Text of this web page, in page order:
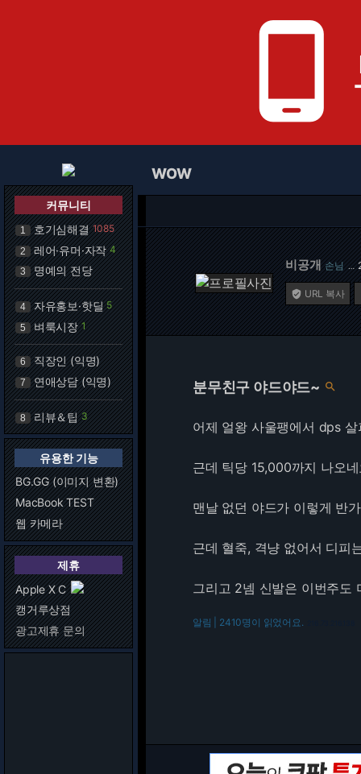
phone_android
커뮤니티
1 호기심해결 1085
2 레어·유머·자작 4
3 명예의 전당
4 자유홍보·핫딜 5
5 벼룩시장 1
6 직장인 (익명)
7 연애상담 (익명)
8 리뷰＆팁 3
유용한 기능
BG.GG (이미지 변환)
MacBook TEST
웹 카메라
제휴
Apple X C
캥거루상점
광고제휴 문의
WOW
비공개 손님 …
 URL 복사
분무친구 야드야드~ 
어제 얼왕 사울팽에서 dps
근데 틱당 15,000까지 나오
맨날 없던 야드가 이렇게 반
근데 혈죽, 격냥 없어서 디피
그리고 2넴 신발은 이번주도
알림 | 2410명이 읽었어요.